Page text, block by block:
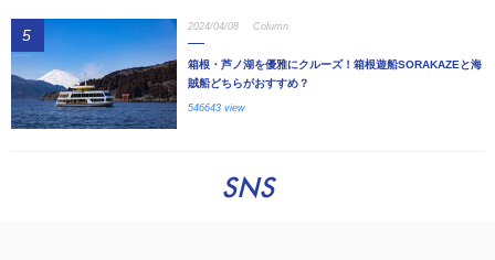
5 2024/04/08 Column
箱根・芦ノ湖を優雅にクルーズ！箱根遊船SORAKAZEと海
賊船どちらがおすすめ？
546643 view
SNS